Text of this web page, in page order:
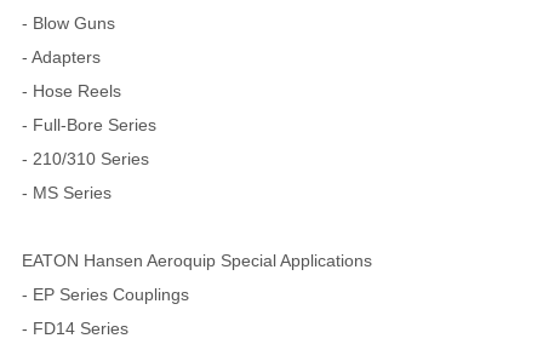
- Blow Guns
- Adapters
- Hose Reels
- Full-Bore Series
- 210/310 Series
- MS Series
EATON Hansen Aeroquip Special Applications
- EP Series Couplings
- FD14 Series